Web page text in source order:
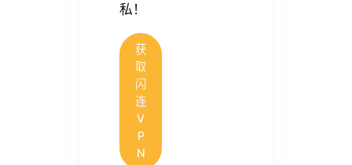
私！
获
取
闪
连
V
P
N